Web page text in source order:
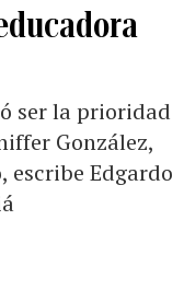
ser la prioridad
González,
Edgardo